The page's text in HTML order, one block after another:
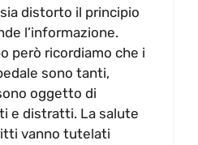
distorto il principio
l’informazione.
però ricordiamo che i
sono tanti,
oggetto di
e distratti. La salute
vanno tutelati